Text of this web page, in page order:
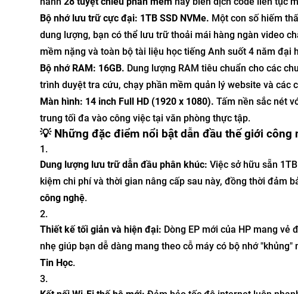
Bộ nhớ lưu trữ cực đại: 1TB SSD NVMe. Một con số hiếm
dung lượng, bạn có thể lưu trữ thoải mái hàng ngàn video
mềm nặng và toàn bộ tài liệu học tiếng Anh suốt 4 năm đại
Bộ nhớ RAM: 16GB. Dung lượng RAM tiêu chuẩn cho các
trình duyệt tra cứu, chạy phần mềm quản lý website và
Màn hình: 14 inch Full HD (1920 x 1080). Tấm nền sắc nét
trung tối đa vào công việc tại văn phòng thực tập.
💡 Những đặc điểm nổi bật dẫn đầu thế giới công
Dung lượng lưu trữ dẫn đầu phân khúc: Việc sở hữu sẵn
kiệm chi phí và thời gian nâng cấp sau này, đồng thời đảm
công nghệ.
Thiết kế tối giản và hiện đại: Dòng EP mới của HP mang
nhẹ giúp bạn dễ dàng mang theo cỗ máy có bộ nhớ
Tin Học.